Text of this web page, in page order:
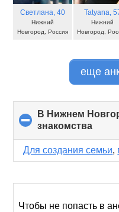
Светлана, 40
Нижний
Новгород, Россия
Tatyana,
Нижний
Новгород,
еще
В Нижнем
знакомства
to
Для создания семьи,
Чтобы не попасть в